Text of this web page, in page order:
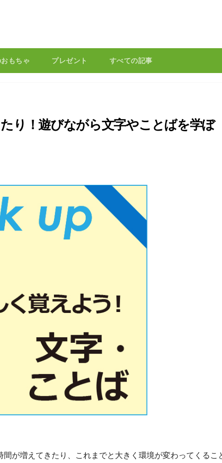
もちゃ プレゼント すべての記事
り！遊びながら文字やことばを学ぼ
が増えてきたり、これまでと大きく環境が変わってくるこ